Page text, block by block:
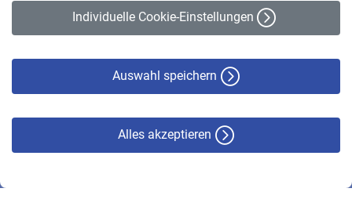
Individuelle Cookie-Einstellungen
Auswahl speichern
Alles akzeptieren
Erklärung zur Barrierefreiheit
© VBL 2026